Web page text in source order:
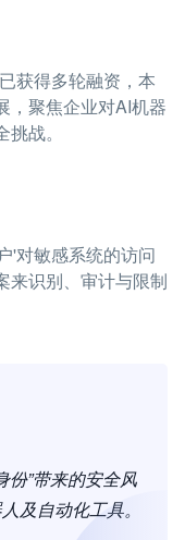
获得多轮融资，本
，聚焦企业对AI机器
战。
'对敏感系统的访问
来识别、审计与限制
份”带来的安全风
及自动化工具。